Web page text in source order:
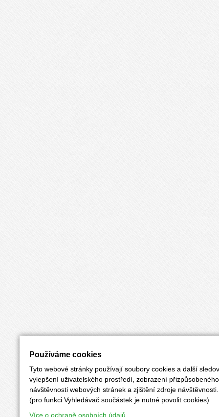
Používáme cookies
Tyto webové stránky používají soubory cookies a další
vylepšení uživatelského prostředí, zobrazení
návštěvnosti webových stránek a zjištění zdroje návštěvnosti.
(pro funkci Vyhledávač součástek je nutné povolit cookies)
Více o ochraně osobních údajů